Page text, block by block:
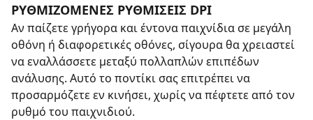
ΡΥΘΜΙΖΟΜΕΝΕΣ ΡΥΘΜΙΣΕΙΣ DPI
Αν παίζετε γρήγορα και έντονα παιχνίδια σε μεγάλη
οθόνη ή διαφορετικές οθόνες, σίγουρα θα χρειαστεί
να εναλλάσσετε μεταξύ πολλαπλών επιπέδων
ανάλυσης. Αυτό το ποντίκι σας επιτρέπει να
προσαρμόζετε εν κινήσει, χωρίς να πέφτετε από τον
ρυθμό του παιχνιδιού.